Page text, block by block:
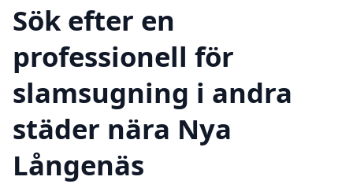
Sök efter en
professionell för
slamsugning i andra
städer nära Nya
Långenäs